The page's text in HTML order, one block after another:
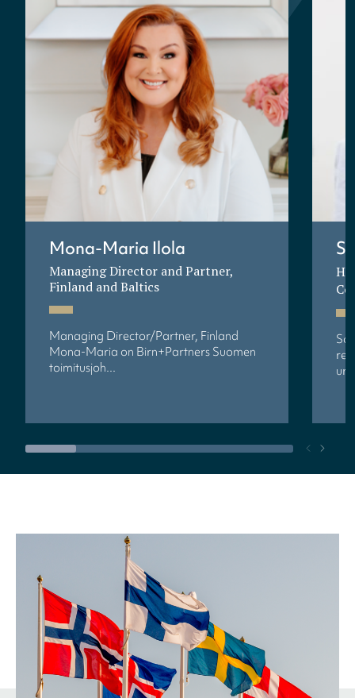
Mona-Maria Ilola
Managing Director and Partner,
Finland and Baltics
Managing Director/Partner, Finland
Mona-Maria on Birn+Partners Suomen
toimitusjoh...